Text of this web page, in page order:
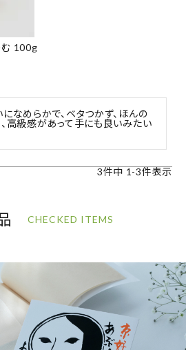
む 100g
なめらかで、ベタつかず、ほんの
高級感があって手にも良いみたい
3件中 1 -3件表示
CHECKED ITEMS